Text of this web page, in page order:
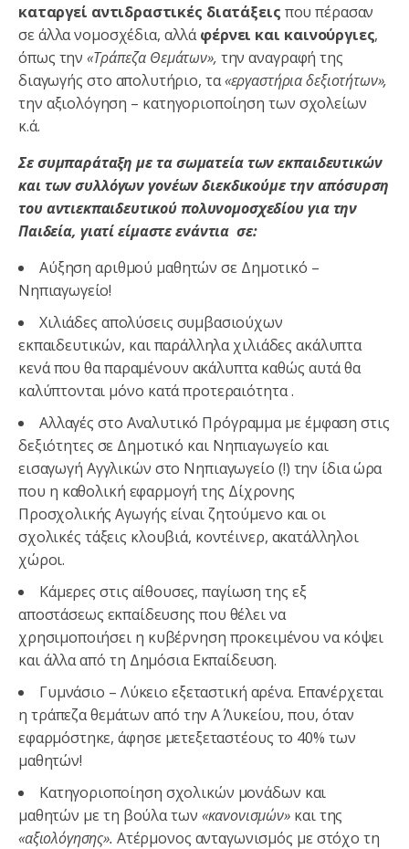
καταργεί αντιδραστικές διατάξεις που πέρασαν
σε άλλα νομοσχέδια, αλλάφέρνει και καινούργιες,
όπως την«Τράπεζα Θεμάτων», την αναγραφή της
διαγωγής στο απολυτήριο, τα«εργαστήρια δεξιοτήτων»,
την αξιολόγηση – κατηγοριοποίηση των σχολείων
κ.ά.
Σε συμπαράταξη με τα σωματεία των εκπαιδευτικών
και των συλλόγων γονέωνδιεκδικούμε την απόσυρση
του αντιεκπαιδευτικού πολυνομοσχεδίου για την
Παιδεία, γιατί είμαστε ενάντια σε:
Αύξηση αριθμού μαθητών σε Δημοτικό –
Νηπιαγωγείο!
Χιλιάδες απολύσεις συμβασιούχων
εκπαιδευτικών, και παράλληλα χιλιάδες ακάλυπτα
κενά που θα παραμένουν ακάλυπτα καθώς αυτά θα
καλύπτονται μόνο κατά προτεραιότητα .
Αλλαγές στο Αναλυτικό Πρόγραμμα με έμφαση στις
δεξιότητες σε Δημοτικό και Νηπιαγωγείο και
εισαγωγή Αγγλικών στο Νηπιαγωγείο (!) την ίδια ώρα
που η καθολική εφαρμογή της Δίχρονης
Προσχολικής Αγωγής είναι ζητούμενο και οι
σχολικές τάξεις κλουβιά, κοντέινερ, ακατάλληλοι
χώροι.
Κάμερες στις αίθουσες, παγίωση της εξ
αποστάσεως εκπαίδευσης που θέλει να
χρησιμοποιήσει η κυβέρνηση προκειμένου να κόψει
και άλλα από τη Δημόσια Εκπαίδευση.
Γυμνάσιο – Λύκειο εξεταστική αρένα. Επανέρχεται
η τράπεζα θεμάτων από την Α΄ Λυκείου, που, όταν
εφαρμόστηκε, άφησε μετεξεταστέους το 40% των
μαθητών!
Κατηγοριοποίηση σχολικών μονάδων και
μαθητών με τη βούλα των «κανονισμών»και της
«αξιολόγησης». Ατέρμονος ανταγωνισμός με στόχο τη